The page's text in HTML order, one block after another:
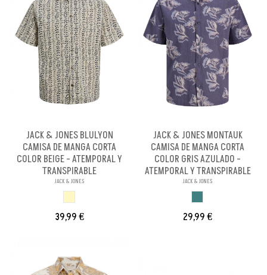
JACK & JONES BLULYON
CAMISA DE MANGA CORTA
COLOR BEIGE - ATEMPORAL Y
TRANSPIRABLE
JACK & JONES
39,99 €
JACK & JONES MONTAUK
CAMISA DE MANGA CORTA
COLOR GRIS AZULADO -
ATEMPORAL Y TRANSPIRABLE
JACK & JONES
29,99 €